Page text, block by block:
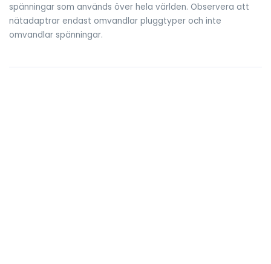
spänningar som används över hela världen. Observera att
nätadaptrar endast omvandlar pluggtyper och inte
omvandlar spänningar.